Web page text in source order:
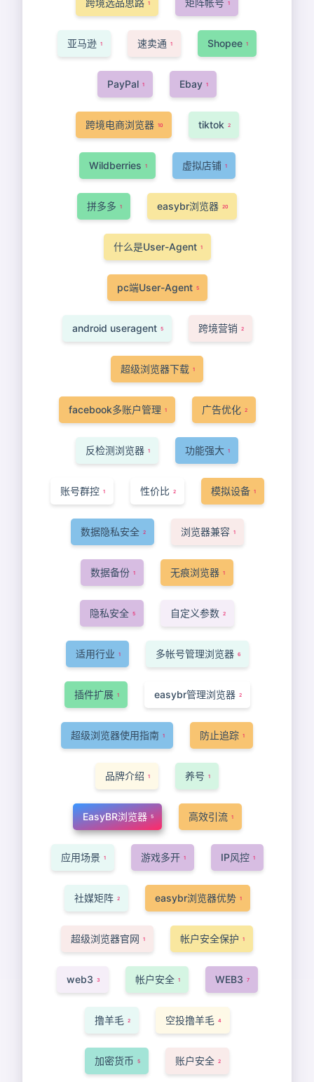
跨境选品思路 1 矩阵帐号 1
亚马逊 1 速卖通 1 Shopee 1
PayPal 1 Ebay 1
跨境电商浏览器 10 tiktok 2
Wildberries 1 虚拟店铺 1
拼多多 1 easybr浏览器 20
什么是User-Agent 1
pc端User-Agent 5
android useragent 5 跨境营销 2
超级浏览器下载 1
facebook多账户管理 1 广告优化 2
反检测浏览器 1 功能强大 1
账号群控 1 性价比 2 模拟设备 1
数据隐私安全 2 浏览器兼容 1
数据备份 1 无痕浏览器 1
隐私安全 5 自定义参数 2
适用行业 1 多帐号管理浏览器 6
插件扩展 1 easybr管理浏览器 2
超级浏览器使用指南 1 防止追踪 1
品牌介绍 1 养号 1
EasyBR浏览器 5 高效引流 1
应用场景 1 游戏多开 1 IP风控 1
社媒矩阵 2 easybr浏览器优势 1
超级浏览器官网 1 帐户安全保护 1
web3 3 帐户安全 1 WEB3 7
撸羊毛 2 空投撸羊毛 4
加密货币 5 账户安全 2